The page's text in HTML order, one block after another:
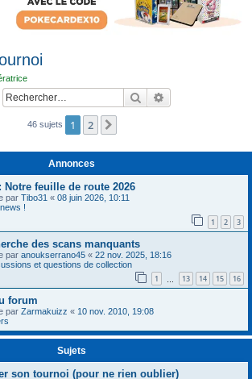
Rechercher
46 sujets 1 2
Annonces
Notre feuille de route 2026
par Tibo31 « 08 juin 2026, 10:11
!
1 2 3
des scans manquants
par anoukserrano45 « 22 nov. 2025, 18:16
et questions de collection
1 13 14 15 16
forum
par Zarmakuizz « 10 nov. 2010, 19:08
Sujets
son tournoi (pour ne rien oublier)